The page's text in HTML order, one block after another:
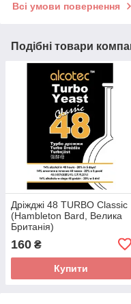
Всі умови повернення
Подібні товари
Дріжджі 48 TURBO Classic
(Hambleton Bard, Велика
Британія)
160 ₴
Купити